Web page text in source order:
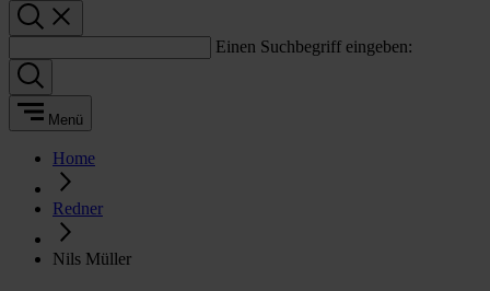
Einen Suchbegriff eingeben:
Menü
Home
Redner
Nils Müller